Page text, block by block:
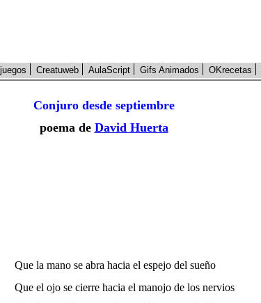
Creatuweb AulaScript Gifs Animados OKrecetas
Conjuro desde septiembre
poema de David Huerta
Que la mano se abra hacia el espejo del sueño
Que el ojo se cierre hacia el manojo de los nervios